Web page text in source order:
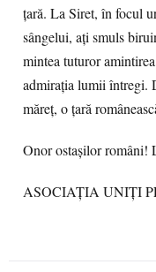
țară. La Siret, în focul
sângelui, ați smuls
mintea tuturor
admirația lumii întregi.
măreț, o țară
Onor ostașilor români!
ASOCIAȚIA UNIȚI